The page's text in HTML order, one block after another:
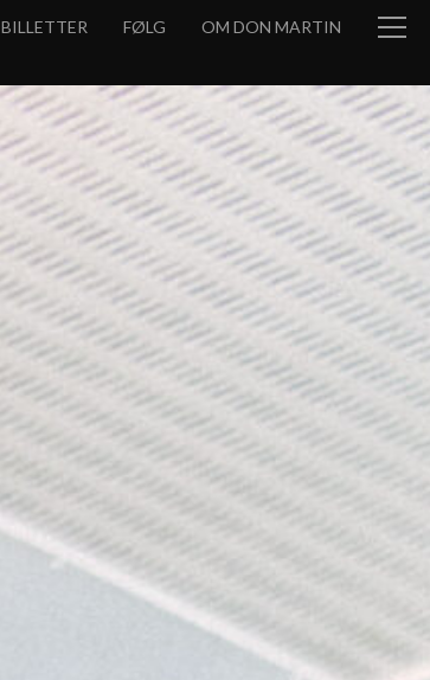
BILLETTER FØLG OM DON MARTIN